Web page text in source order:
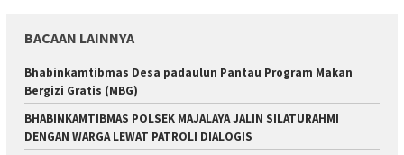
BACAAN LAINNYA
Bhabinkamtibmas Desa padaulun Pantau Program Makan
Bergizi Gratis (MBG)
BHABINKAMTIBMAS POLSEK MAJALAYA JALIN SILATURAHMI
DENGAN WARGA LEWAT PATROLI DIALOGIS